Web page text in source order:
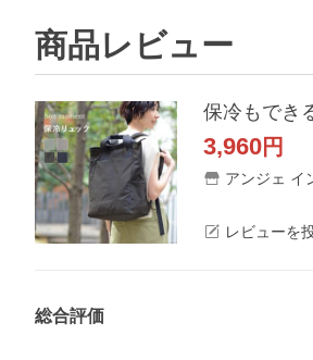
商品レビュー
保冷もでき
3,960円
アンジェ イ
レビューを
総合評価